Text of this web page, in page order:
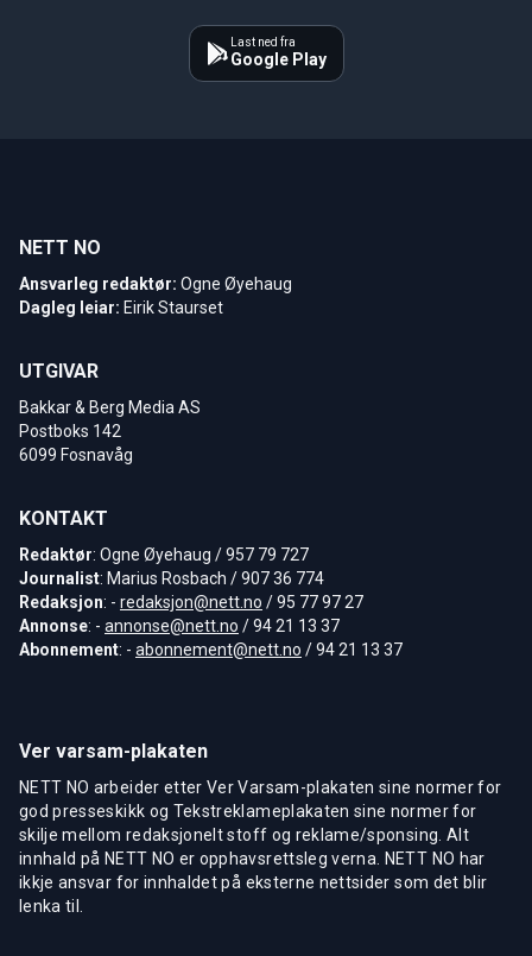
Last ned fra
Google Play
NETT NO
Ansvarleg redaktør: Ogne Øyehaug
Dagleg leiar: Eirik Staurset
UTGIVAR
Bakkar & Berg Media AS
Postboks 142
6099 Fosnavåg
KONTAKT
Redaktør: Ogne Øyehaug / 957 79 727
Journalist: Marius Rosbach / 907 36 774
Redaksjon: - redaksjon@nett.no / 95 77 97 27
Annonse: - annonse@nett.no / 94 21 13 37
Abonnement: - abonnement@nett.no / 94 21 13 37
Ver varsam-plakaten
NETT NO arbeider etter Ver Varsam-plakaten sine normer for
god presseskikk og Tekstreklameplakaten sine normer for
skilje mellom redaksjonelt stoff og reklame/sponsing. Alt
innhald på NETT NO er opphavsrettsleg verna. NETT NO har
ikkje ansvar for innhaldet på eksterne nettsider som det blir
lenka til.